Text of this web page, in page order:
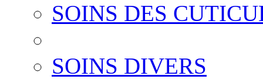
SOINS DES
SOINS DIVERS